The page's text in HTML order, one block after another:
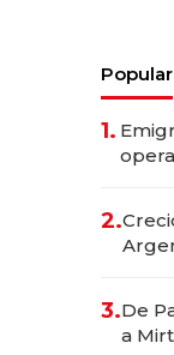
Popular
1.
2.
las
3.De
a